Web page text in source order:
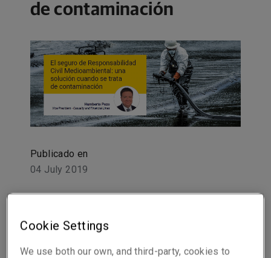
de contaminación
Publicado en
04 July 2019
Cookie Settings
We use both our own, and third-party, cookies to